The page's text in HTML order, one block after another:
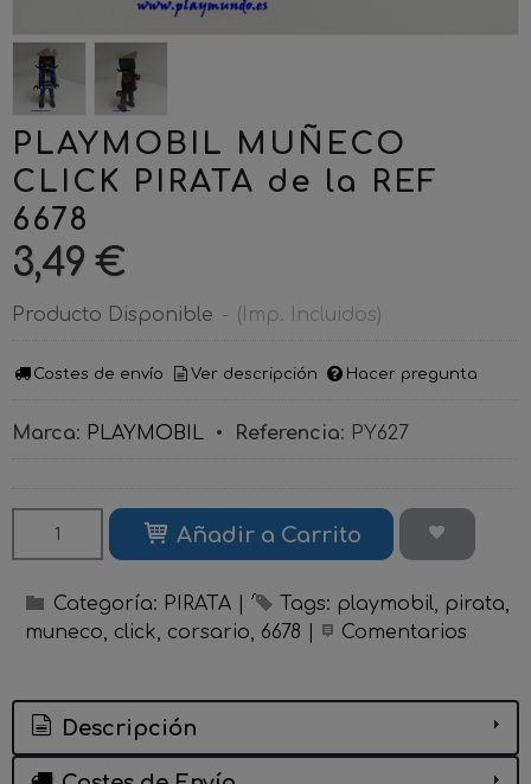
PLAYMOBIL MUÑECO
CLICK PIRATA de la REF
6678
3,49 €
Producto Disponible - (Imp. Incluidos)
Costes de envío Ver descripción Hacer pregunta
Marca: PLAYMOBIL • Referencia: PY627
Añadir a Carrito
Categoría: PIRATA Tags: playmobil
pirata
muneco
click corsario 6678 Comentarios
Descripción